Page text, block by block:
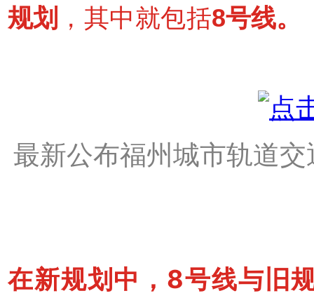
规划 ，其中就包括8号线。
最新公布福州城市轨道
在新规划中，8号线与旧